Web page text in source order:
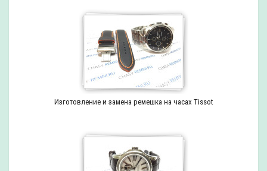
Изготовление и замена ремешка на часах Tissot